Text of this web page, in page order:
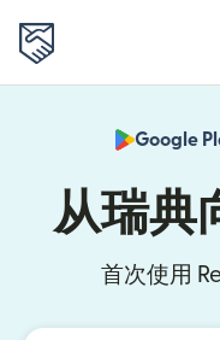
Google
从瑞典
首次使用